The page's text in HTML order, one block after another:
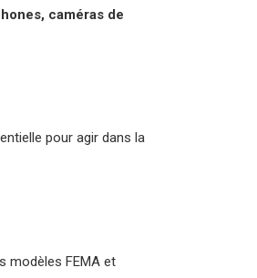
caméras de
pour agir dans la
modèles FEMA et